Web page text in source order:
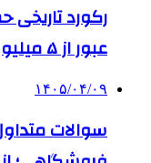
رکورد تاریخی
عبور از ۵ میلیون نفر!
۱۴۰۵/۰۴/۰۹
سوالات